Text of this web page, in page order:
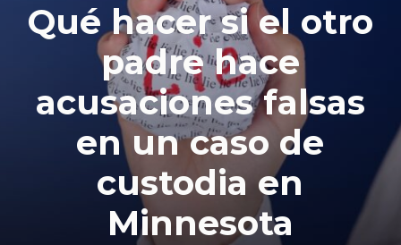
Qué hacer si el otro
padre hace
acusaciones falsas
en un caso de
custodia en
Minnesota